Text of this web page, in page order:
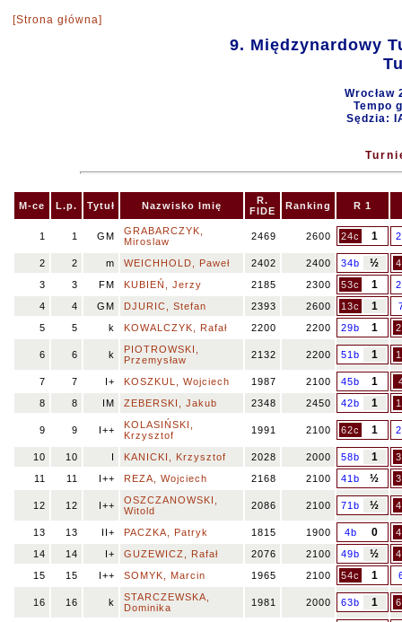
[Strona główna]
9. Międzynardowy
Wrocław
Tempo
Sędzia:
M-ce L.p. Tytuł Nazwisko Imię
R.
FIDE
Ranking R 1
1 1 GM
GRABARCZYK,
Miroslaw
2469 2600 24c 1
2 2 m WEICHHOLD, Paweł 2402 2400 34b ½
3
3 FM KUBIEŃ, Jerzy 2185 2300 53c 1
4
4 GM DJURIC, Stefan 2393 2600 13c 1
5
5 k KOWALCZYK, Rafał 2200 2200 29b 1
6 6 k
PIOTROWSKI,
Przemysław
2132 2200 51b 1
7 7 I+ KOSZKUL, Wojciech 1987 2100 45b 1
8
8 IM ZEBERSKI, Jakub 2348 2450 42b 1
9 9 I++
KOLASIŃSKI,
Krzysztof
1991 2100 62c 1
10 10 I KANICKI, Krzysztof 2028 2000 58b 1
11
11 I++ REZA, Wojciech 2168 2100 41b ½
12 12 I++
OSZCZANOWSKI,
Witold
2086 2100 71b ½
13 13 II+ PACZKA, Patryk 1815 1900 4b 0
14
14 I+ GUZEWICZ, Rafał 2076 2100 49b ½
15
15 I++ SOMYK, Marcin 1965 2100 54c 1
16 16 k
STARCZEWSKA,
Dominika
1981 2000 63b 1